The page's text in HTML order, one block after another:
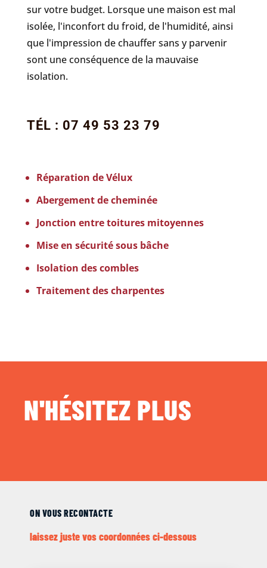
sur votre budget. Lorsque une maison est mal
isolée, l'inconfort du froid, de l'humidité, ainsi
que l'impression de chauffer sans y parvenir
sont une conséquence de la mauvaise
isolation.
TÉL : 07 49 53 23 79
Réparation de Vélux
Abergement de cheminée
Jonction entre toitures mitoyennes
Mise en sécurité sous bâche
Isolation des combles
Traitement des charpentes
N'HÉSITEZ PLUS
ON VOUS RECONTACTE
laissez juste vos coordonnées ci-dessous